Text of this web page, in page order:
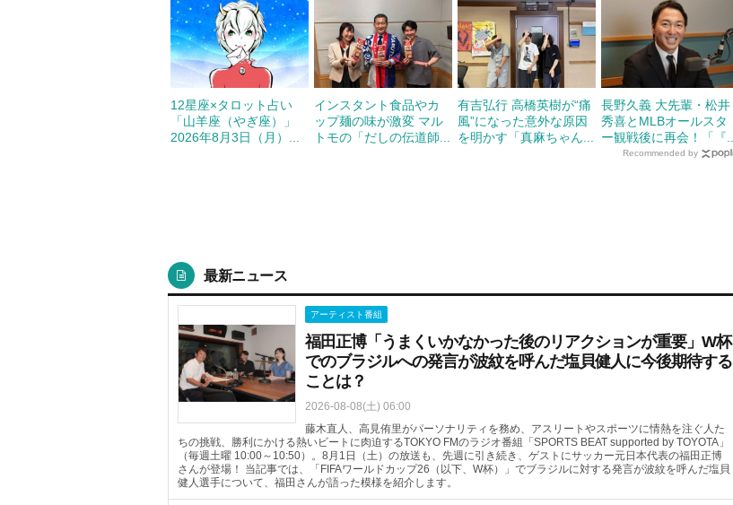
12星座×タロット占い
「山羊座（やぎ座）」
2026年8月3日（月）...
インスタント食品やカ
ップ麺の味が激変 マル
トモの「だしの伝道師...
有吉弘行 高橋英樹が“痛
風”になった意外な原因
を明かす「真麻ちゃん...
長野久義 大先輩・松井
秀喜とMLBオールスタ
ー観戦後に再会！「『...
Recommended by
最新ニュース
アーティスト番組
福田正博「うまくいかなかった後のリアクションが重要」W杯
でのブラジルへの発言が波紋を呼んだ塩貝健人に今後期待する
ことは？
2026-08-08(土) 06:00
藤木直人、高見侑里がパーソナリティを務め、アスリートやスポーツに情熱を注ぐ人た
ちの挑戦、勝利にかける熱いビートに肉迫するTOKYO FMのラジオ番組「SPORTS BEAT supported by TOYOTA」
（毎週土曜 10:00～10:50）。8月1日（土）の放送も、先週に引き続き、ゲストにサッカー元日本代表の福田正博
さんが登場！ 当記事では、「FIFAワールドカップ26（以下、W杯）」でブラジルに対する発言が波紋を呼んだ塩貝
健人選手について、福田さんが語った模様を紹介します。